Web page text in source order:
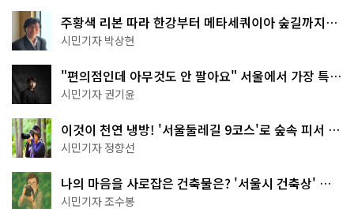
주황색 리본 따라 한강부터 메타세쿼이아 숲길까지…
서울둘레길 15코스
시민기자 박상현
"편의점인데 아무것도 안 팔아요" 서울에서 가장 특별
한 편의점의 정체
시민기자 권기윤
이것이 천연 냉방! '서울둘레길 9코스'로 숲속 피서 떠
나볼까
시민기자 정향선
나의 마음을 사로잡은 건축물은? '서울시 건축상' 수
상작 공개!
시민기자 조수봉